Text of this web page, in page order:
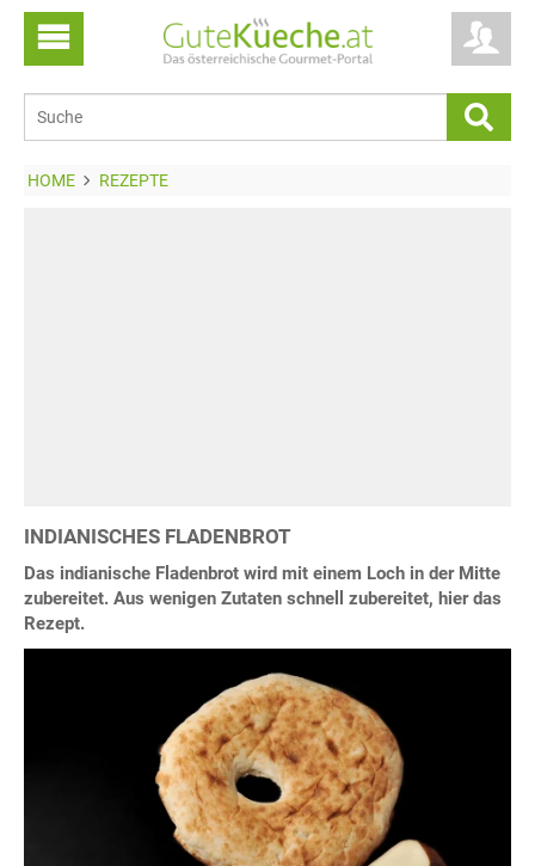
HOME REZEPTE
INDIANISCHES FLADENBROT
Das indianische Fladenbrot wird mit einem Loch in der Mitte
zubereitet. Aus wenigen Zutaten schnell zubereitet, hier das
Rezept.